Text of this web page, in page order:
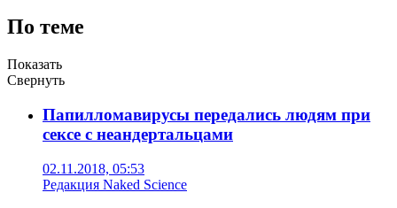
По теме
Показать
Свернуть
Папилломавирусы передались людям при
сексе с неандертальцами
02.11.2018, 05:53
Редакция Naked Science